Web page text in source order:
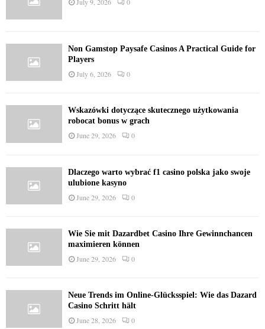
Non Gamstop Paysafe Casinos A Practical Guide for
Players
July 6, 2026 0
Wskazówki dotyczące skutecznego użytkowania
robocat bonus w grach
June 29, 2026 0
Dlaczego warto wybrać f1 casino polska jako swoje
ulubione kasyno
June 29, 2026 0
Wie Sie mit Dazardbet Casino Ihre Gewinnchancen
maximieren können
June 29, 2026 0
Neue Trends im Online-Glücksspiel: Wie das Dazard
Casino Schritt hält
June 28, 2026 0